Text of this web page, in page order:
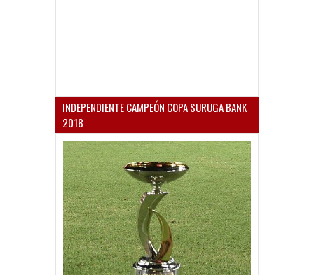
INDEPENDIENTE CAMPEÓN COPA SURUGA BANK
2018